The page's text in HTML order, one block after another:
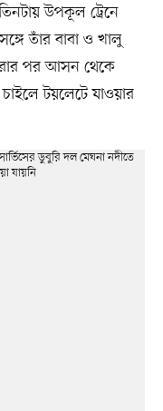
উপকূল ট্রেনে
তাঁর বাবা ও খালু
পর আসন থেকে
টয়লেটে যাওয়ার